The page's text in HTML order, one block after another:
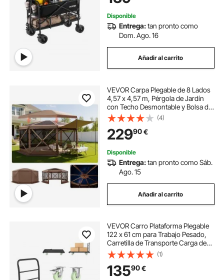
Compras, Negro
Disponible
Entrega:tan pronto como
Dom. Ago. 16
Añadir al carrito
VEVOR Carpa Plegable de 8 Lados
4,57 x 4,57 m, Pérgola de Jardín
con Techo Desmontable y Bolsa de
Transporte, Carpa de Exterior para
12 a 15 Personas, para Fiesta,
Camping, Playa, Patio, Marrón
(4)
22990€
Disponible
Entrega:tan pronto como Sáb.
Ago. 15
Añadir al carrito
VEVOR Carro Plataforma Plegable
122 x 61 cm para Trabajo Pesado,
Carretilla de Transporte Carga de
907 kg, Carrito Portaequipajes con
Plataforma con Ruedas, para Tareas
Domésticas, Almacén, Mudanza
(1)
13590€